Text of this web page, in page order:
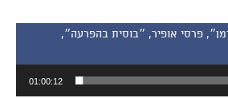
״ספיידרמן״, פרסי אופיר, ״בוסית בהפרעה״,
01:00:12